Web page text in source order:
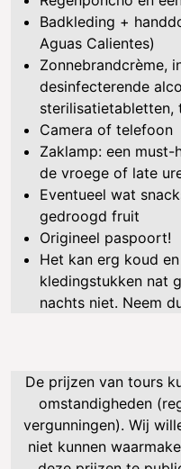
Badkleding +
Aguas Calientes)
Zonnebrandcrème,
desinfecterende
Camera of telefoon
Zaklamp: een
de vroege of late
Eventueel wat
gedroogd fruit
Origineel paspoort!
Het kan erg koud
kledingstukken nat
nachts niet. Neem
De prijzen van tours
omstandigheden
vergunningen). Wij
niet kunnen